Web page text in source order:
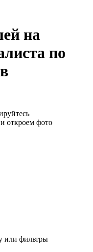
на
по
откроем фото
или фильтры